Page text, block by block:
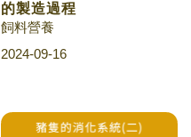
的製造過程
飼料營養
2024-09-16